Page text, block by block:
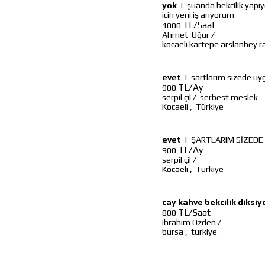
yok | şuanda bekcilik
icin yeni iş arıyorum
1000 TL/Saat
Ahmet Uğur/
kocaeli kartepe arslanbey
evet | sartlarım sızede
900 TL/Ay
serpil çil / serbest meslek
Kocaeli
Türkiye
evet | ŞARTLARIM
900 TL/Ay
serpil çil /
Kocaeli
Türkiye
cay kahve bekcilik
800 TL/Saat
ibrahim Özden /
bursa
turkiye